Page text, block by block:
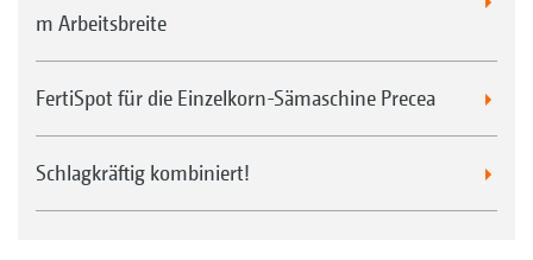
m Arbeitsbreite
FertiSpot für die Einzelkorn-Sämaschine Precea
Schlagkräftig kombiniert!